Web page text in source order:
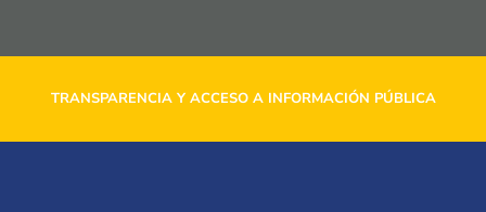
TRANSPARENCIA Y ACCESO A INFORMACIÓN PÚBLICA